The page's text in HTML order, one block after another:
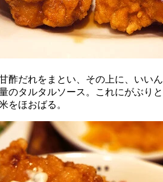
酢だれをまとい、その上に、いいん
タルタルソース。これにがぶりと
をほおばる。